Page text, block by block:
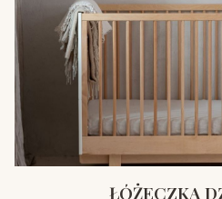
ŁÓŻECZKA